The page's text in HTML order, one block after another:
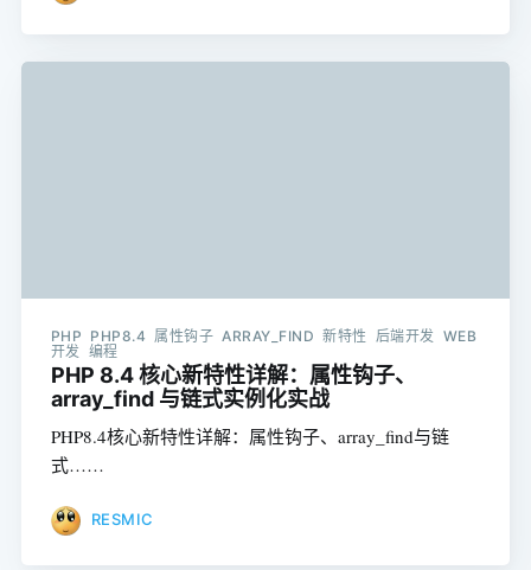
PHP PHP8.4 属性钩子 ARRAY_FIND 新特性 后端开发 WEB
开发 编程
PHP 8.4 核心新特性详解：属性钩子、
array_find 与链式实例化实战
PHP8.4核心新特性详解：属性钩子、array_find与链
式……
RESMIC